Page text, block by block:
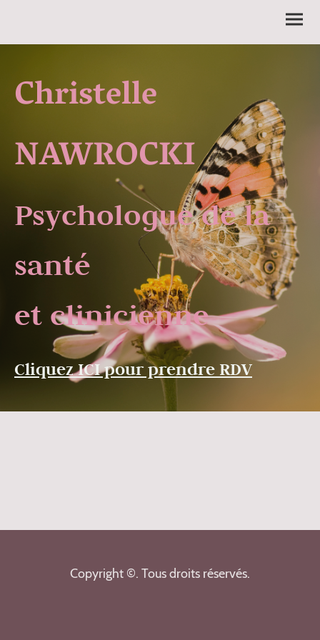
Christelle
NAWROCKI
Psychologue de la
santé
et clinicienne
Cliquez ICI pour prendre RDV
Copyright ©. Tous droits réservés.